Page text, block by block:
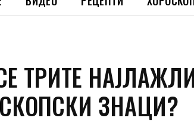
ТРИТЕ
ЗНАЦИ?